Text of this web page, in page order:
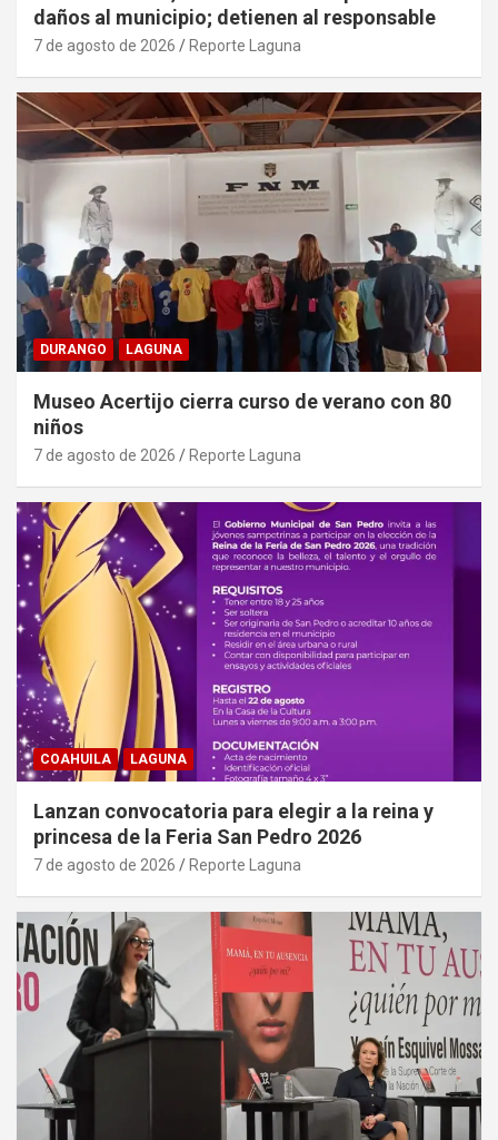
daños al municipio; detienen al responsable
7 de agosto de 2026 Reporte Laguna
DURANGO LAGUNA
Museo Acertijo cierra curso de verano con 80
niños
7 de agosto de 2026 Reporte Laguna
COAHUILA LAGUNA
Lanzan convocatoria para elegir a la reina y
princesa de la Feria San Pedro 2026
7 de agosto de 2026 Reporte Laguna